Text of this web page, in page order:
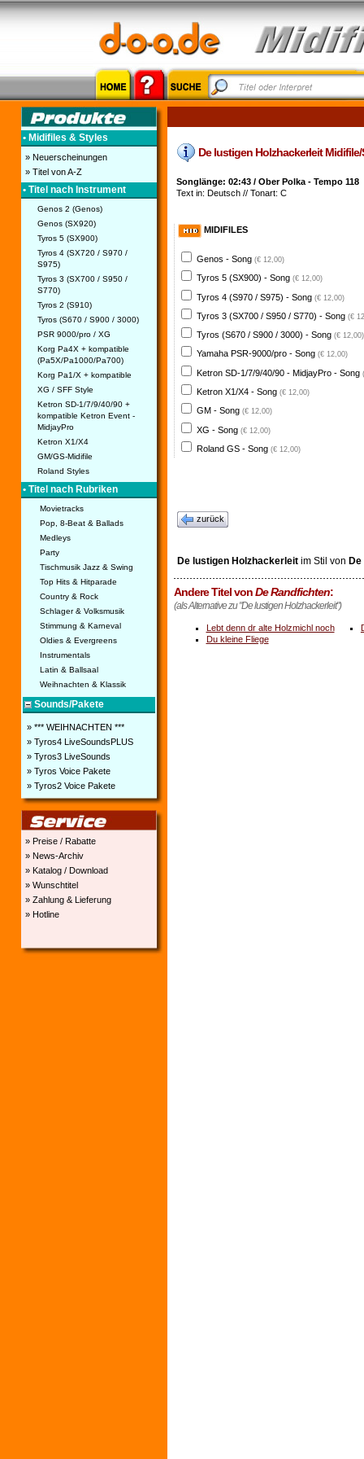
• Midifiles & Styles
» Neuerscheinungen
» Titel von A-Z
• Titel nach Instrument
Genos 2 (Genos)
Genos (SX920)
Tyros 5 (SX900)
Tyros 4 (SX720 / S970 /
S975)
Tyros 3 (SX700 / S950 /
S770)
Tyros 2 (S910)
Tyros (S670 / S900 / 3000)
PSR 9000/pro / XG
Korg Pa4X + kompatible
(Pa5X/Pa1000/Pa700)
Korg Pa1/X + kompatible
XG / SFF Style
Ketron SD-1/7/9/40/90 +
kompatible Ketron Event -
MidjayPro
Ketron X1/X4
GM/GS-Midifile
Roland Styles
• Titel nach Rubriken
Movietracks
Pop, 8-Beat & Ballads
Medleys
Party
Tischmusik Jazz & Swing
Top Hits & Hitparade
Country & Rock
Schlager & Volksmusik
Stimmung & Karneval
Oldies & Evergreens
Instrumentals
Latin & Ballsaal
Weihnachten & Klassik
Sounds/Pakete
» *** WEIHNACHTEN ***
» Tyros4 LiveSoundsPLUS
» Tyros3 LiveSounds
» Tyros Voice Pakete
» Tyros2 Voice Pakete
» Preise / Rabatte
» News-Archiv
» Katalog / Download
» Wunschtitel
» Zahlung & Lieferung
» Hotline
De lustigen Holzhackerleit
Songlänge: 02:43 / Ober Polka - Tempo 118
Text in: Deutsch // Tonart: C
MIDIFILES
Genos - Song (€ 12,00)
Tyros 5 (SX900) - Song (€ 12,00)
Tyros 4 (S970 / S975) - Song (€ 12,00)
Tyros 3 (SX700 / S950 / S770) - Song (€
Tyros (S670 / S900 / 3000) - Song (€ 12,00)
Yamaha PSR-9000/pro - Song (€ 12,00)
Ketron SD-1/7/9/40/90 - MidjayPro - Song
Ketron X1/X4 - Song (€ 12,00)
GM - Song (€ 12,00)
XG - Song (€ 12,00)
Roland GS - Song (€ 12,00)
zurück
De lustigen Holzhackerleitim Stil von
Andere Titel vonDe Randfichten:
(als Alternative zu "De lustigen Holzhackerleit")
Lebt denn dr alte Holzmichl noch
Du kleine Fliege